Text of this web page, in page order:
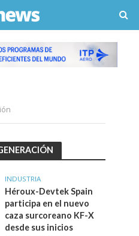
INDUSTRIA
Héroux-Devtek Spain
participa en el nuevo
caza surcoreano KF-X
desde sus inicios